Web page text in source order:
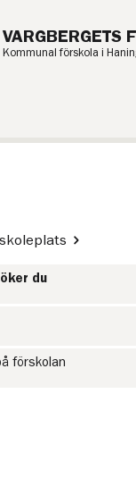
VARGBERGETS
Kommunal förskola i
du
förskolan